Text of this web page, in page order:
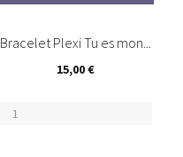
Bracelet Plexi Tu es mon...
15,00 €